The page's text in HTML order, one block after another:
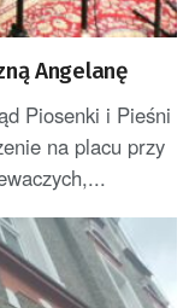
Angelanę
Piosenki i Pieśni
na placu przy